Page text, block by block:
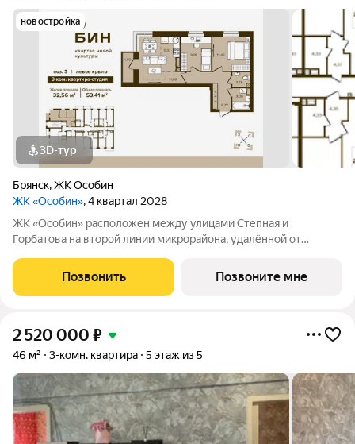
новостройка
3D-тур
Брянск,ЖК Особин
ЖК «Особин», 4 квартал 2028
ЖК «Особин» расположен между улицами Степная и
Горбатова на второй линии микрорайона, удалённой от
насыщенность городской инфраструктурой подчеркивают
самодостаточность жилого квартала. ЖК «Особин»
Позвонить Позвоните мне
2 520 000 ₽
46 м² 3-комн. квартира 5 этаж из 5